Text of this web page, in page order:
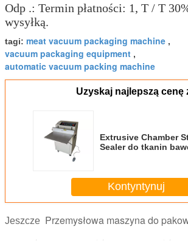
Odp .: Termin płatności: 1, T / T
wysyłką.
tagi: meat vacuum packaging machine ,
vacuum packaging equipment ,
automatic vacuum packing machine
Uzyskaj najlepszą cenę
Extrusive Chamber
Sealer do tkanin
Kontyntynuj
Jeszcze Przemysłowa maszyna do